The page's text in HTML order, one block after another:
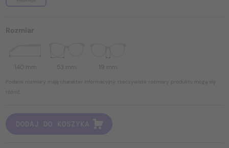
Rozmiar
140 mm 53 mm 19 mm
Podane rozmiary mają charakter informacyjny, rzeczywiste rozmiary produktu mogą się
różnić.
DODAJ DO KOSZYKA